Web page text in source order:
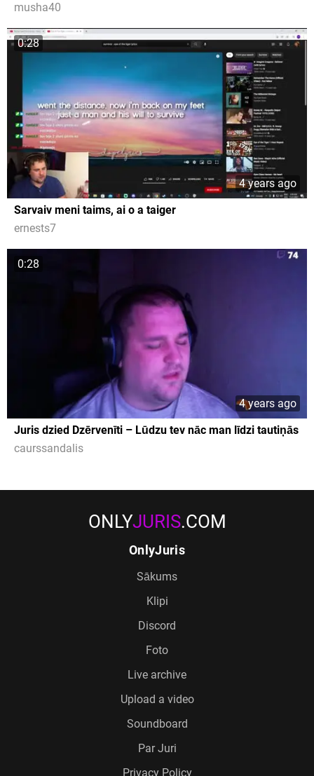
musha40
0:28
4 years ago
Sarvaiv meni taims, ai o a taiger
ernests7
0:28
4 years ago
Juris dzied Dzērvenīti – Lūdzu tev nāc man līdzi tautiņās
caurssandalis
ONLYJURIS.COM
OnlyJuris
Sākums
Klipi
Discord
Foto
Live archive
Upload a video
Soundboard
Par Juri
Privacy Policy